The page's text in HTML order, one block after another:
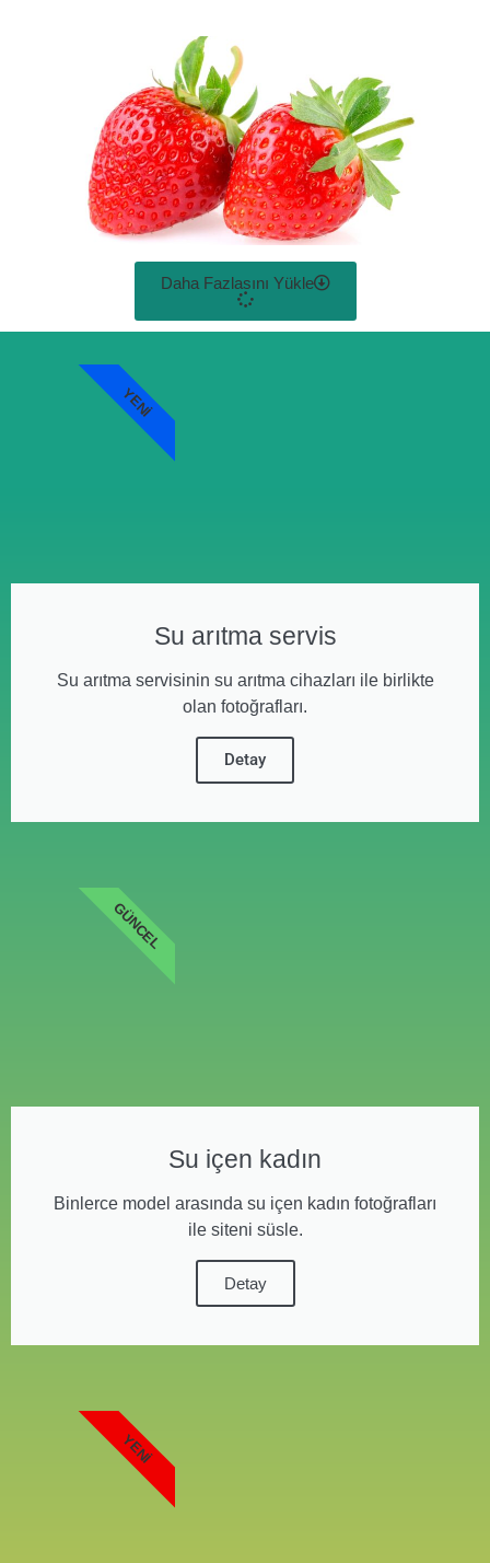
Daha Fazlasını Yükle
Su arıtma servis
Su arıtma servisinin su arıtma cihazları ile birlikte
olan fotoğrafları.
Detay
YENI
Su içen kadın
Binlerce model arasında su içen kadın fotoğrafları
ile siteni süsle.
Detay
GÜNCEL
YENI